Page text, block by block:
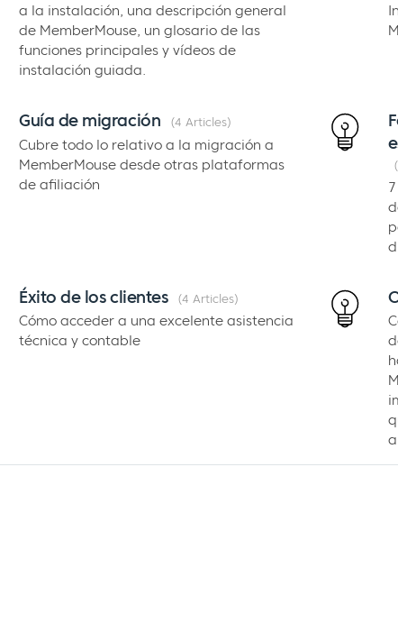
a la instalación, una descripción general
de MemberMouse, un glosario de las
funciones principales y vídeos de
instalación guiada.
Guía de migración 4 Articles
Cubre todo lo relativo a la migración a
MemberMouse desde otras plataformas
de afiliación
Éxito de los clientes 4 Articles
Cómo acceder a una excelente asistencia
técnica y contable